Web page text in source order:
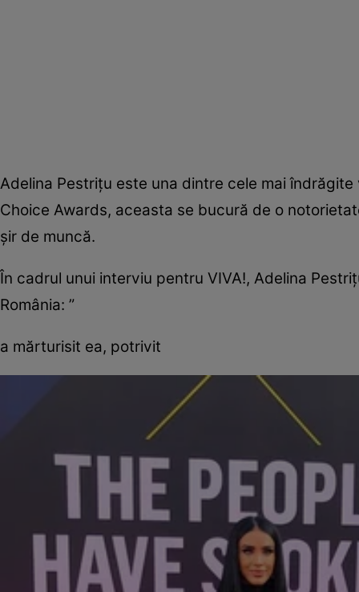
Adelina Pestriţu este una dintre cele mai
Choice Awards, aceasta se bucură de o
şir de muncă.
În cadrul unui interviu pentru VIVA!, Adelina
România: ”
a mărturisit ea, potrivit